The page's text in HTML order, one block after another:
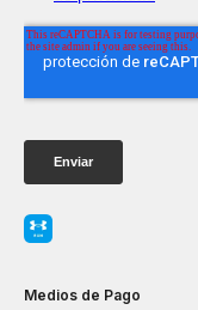
Medios de Pago